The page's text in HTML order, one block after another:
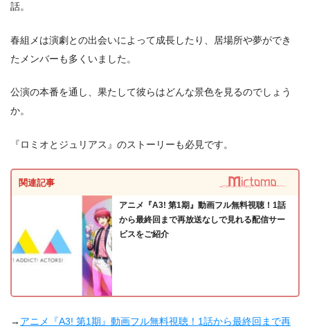
話。
春組メは演劇との出会いによって成長したり、居場所や夢ができ
たメンバーも多くいました。
公演の本番を通し、果たして彼らはどんな景色を見るのでしょう
か。
『ロミオとジュリアス』のストーリーも必見です。
関連記事
アニメ『A3! 第1期』動画フル無料視聴！1話
から最終回まで再放送なしで見れる配信サー
ビスをご紹介
→ アニメ『A3! 第1期』動画フル無料視聴！1話から最終回まで再